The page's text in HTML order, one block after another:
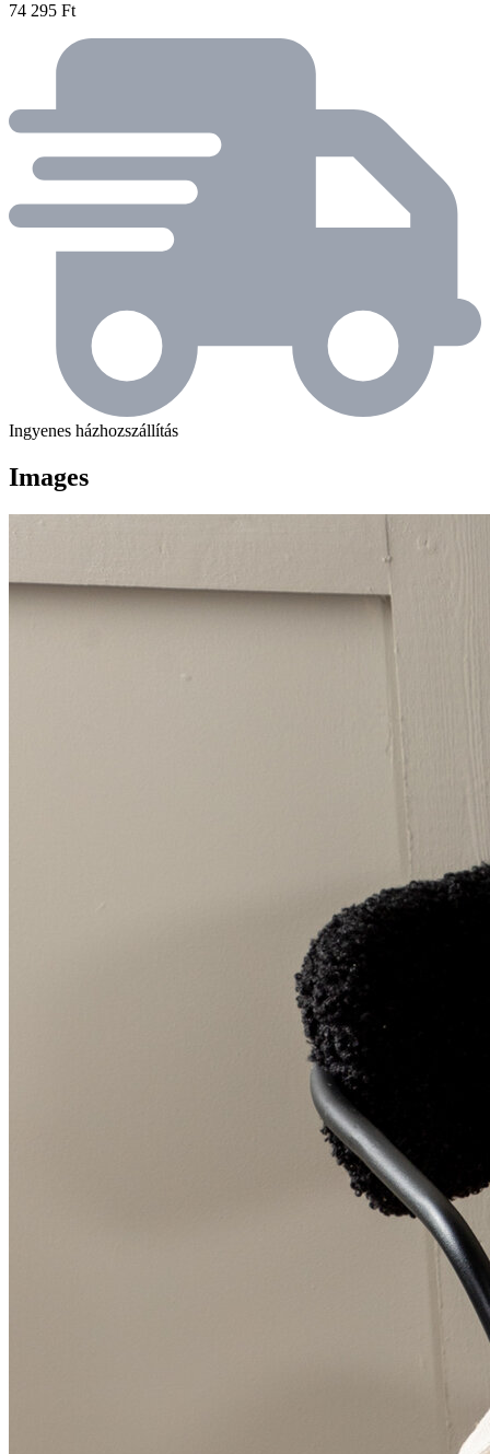
74 295 Ft
Ingyenes házhozszállítás
Images